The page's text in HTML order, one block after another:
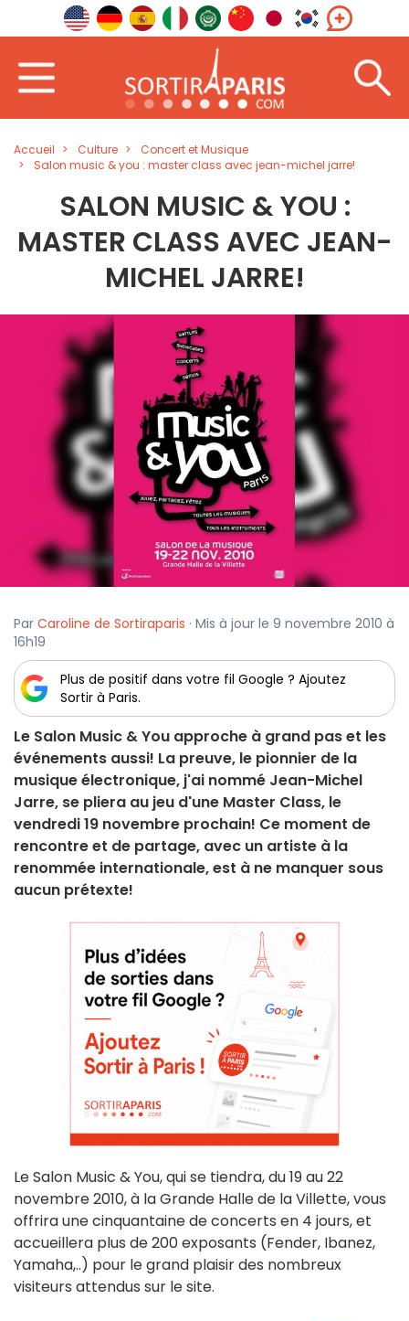
Accueil Culture
Concert et Musique
Salon music & you : master class avec jean-michel jarre!
SALON MUSIC & YOU :
MASTER CLASS AVEC JEAN-
MICHEL JARRE!
Par Caroline de Sortiraparis · Mis à jour le 9 novembre 2010 à
16h19
Plus de positif dans votre fil Google ? Ajoutez
Sortir à Paris.
Le Salon Music & You approche à grand pas et les
événements aussi! La preuve, le pionnier de la
musique électronique, j'ai nommé Jean-Michel
Jarre, se pliera au jeu d'une Master Class, le
vendredi 19 novembre prochain! Ce moment de
rencontre et de partage, avec un artiste à la
renommée internationale, est à ne manquer sous
aucun prétexte!
Le Salon Music & You, qui se tiendra, du 19 au 22
novembre 2010, à la Grande Halle de la Villette, vous
offrira une cinquantaine de concerts en 4 jours, et
accueillera plus de 200 exposants (Fender, Ibanez,
Yamaha,..) pour le grand plaisir des nombreux
visiteurs attendus sur le site.